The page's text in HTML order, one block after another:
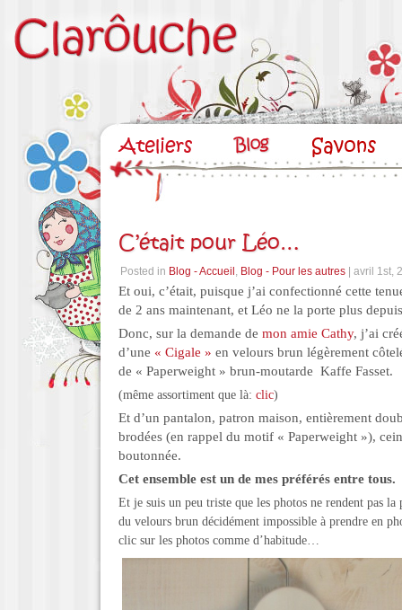
C’était pour Léo…
Posted in Blog - Accueil , Blog - Pour les autres | avril 1st,
Et oui, c’était, puisque j’ai confectionné cette
de 2 ans maintenant, et Léo ne la porte plus
Donc, sur la demande de mon amie Cathy, j’ai
d’une « Cigale » en velours brun légèrement
de « Paperweight » brun-moutarde Kaffe Fasset.
(même assortiment que là: clic)
Et d’un pantalon, patron maison, entièrement
brodées (en rappel du motif « Paperweight »),
boutonnée.
Cet ensemble est un de mes préférés entre tous.
Et je suis un peu triste que les photos ne rendent pas
du velours brun décidément impossible à prendre en
clic sur les photos comme d’habitude…